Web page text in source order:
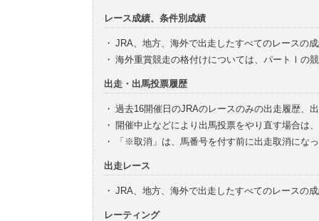
レース成績、条件別成績
・ JRA、地方、海外で出走したすべてのレースの
・ 海外重賞競走の格付けについては、パートⅠの
出走・出馬投票履歴
・ 過去16開催日のJRAのレースのみの出走履歴、
・ 開催中止などにより出馬投票をやり直す場合は
・
「※取消」は、馬番号を付す前に出走取消にな
出走レース
・ JRA、地方、海外で出走したすべてのレースの
レーティング